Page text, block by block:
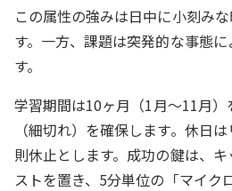
この属性の強みは日中に小刻み
す。一方、課題は突発的な事態
す。
学習期間は10ヶ月（1月〜11月
（細切れ）を確保します。休日
則休止とします。成功の鍵は、
ストを置き、5分単位の「マイク